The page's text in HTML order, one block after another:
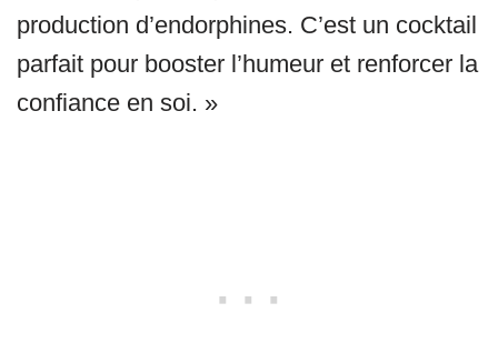
production d’endorphines. C’est un cocktail
parfait pour booster l’humeur et renforcer la
confiance en soi. »